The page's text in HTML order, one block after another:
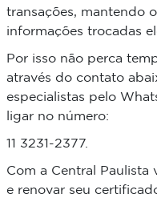
transações, mantendo
informações trocadas
Por isso não perca
através do contato
especialistas pelo
ligar no número:
11 3231-2377.
Com a Central Paulista
e renovar seu